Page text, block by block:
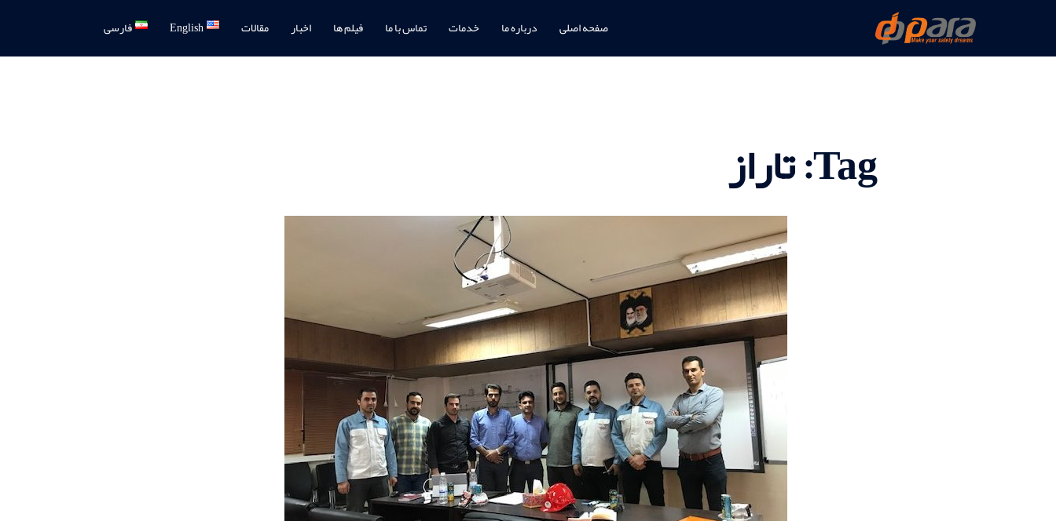
content
صفحه اصلی درباره ما خدمات تماس با ما فیلم ها اخبار مقالات English فارسی
Tag: تاراز